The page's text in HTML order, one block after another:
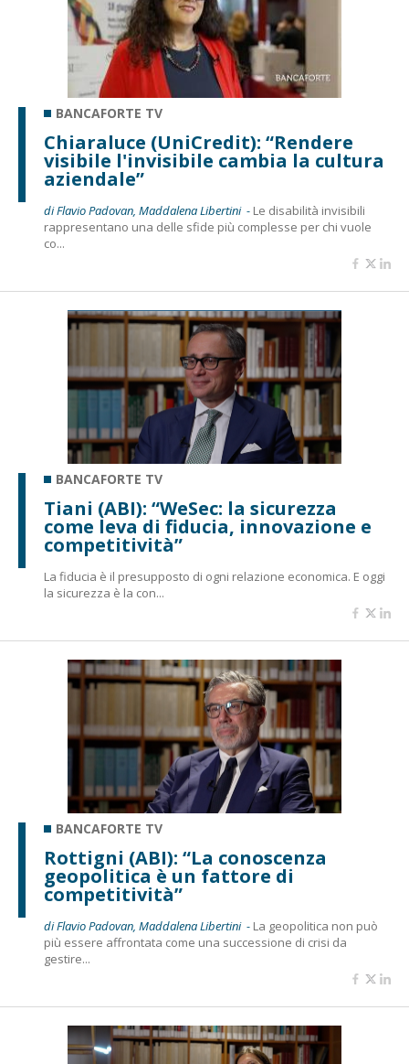
BANCAFORTE TV
Chiaraluce (UniCredit): “Rendere
visibile l'invisibile cambia la cultura
aziendale”
di Flavio Padovan, Maddalena Libertini - Le disabilità invisibili
rappresentano una delle sfide più complesse per chi vuole
co...
BANCAFORTE TV
Tiani (ABI): “WeSec: la sicurezza
come leva di fiducia, innovazione e
competitività”
La fiducia è il presupposto di ogni relazione economica. E oggi
la sicurezza è la con...
BANCAFORTE TV
Rottigni (ABI): “La conoscenza
geopolitica è un fattore di
competitività”
di Flavio Padovan, Maddalena Libertini - La geopolitica non può
più essere affrontata come una successione di crisi da
gestire...